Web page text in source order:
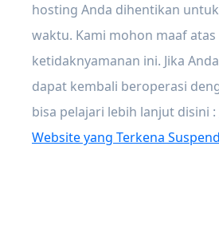
hosting Anda dihentikan
waktu. Kami mohon maaf atas
ketidaknyamanan ini. Jika
dapat kembali beroperasi
bisa pelajari lebih lanjut disini :
Website yang Terkena Suspend